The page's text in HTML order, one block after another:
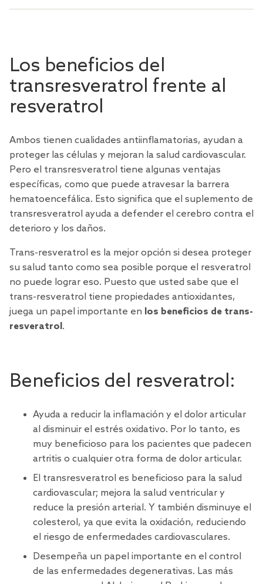
Los beneficios del
transresveratrol frente al
resveratrol
Ambos tienen cualidades antiinflamatorias, ayudan a
proteger las células y mejoran la salud cardiovascular.
Pero el transresveratrol tiene algunas ventajas
específicas, como que puede atravesar la barrera
hematoencefálica. Esto significa que el suplemento de
transresveratrol ayuda a defender el cerebro contra el
deterioro y los daños.
Trans-resveratrol es la mejor opción si desea proteger
su salud tanto como sea posible porque el resveratrol
no puede lograr eso. Puesto que usted sabe que el
trans-resveratrol tiene propiedades antioxidantes,
juega un papel importante en los beneficios de trans-
resveratrol.
Beneficios del resveratrol:
Ayuda a reducir la inflamación y el dolor articular
al disminuir el estrés oxidativo. Por lo tanto, es
muy beneficioso para los pacientes que padecen
artritis o cualquier otra forma de dolor articular.
El transresveratrol es beneficioso para la salud
cardiovascular; mejora la salud ventricular y
reduce la presión arterial. Y también disminuye el
colesterol, ya que evita la oxidación, reduciendo
el riesgo de enfermedades cardiovasculares.
Desempeña un papel importante en el control
de las enfermedades degenerativas. Las más